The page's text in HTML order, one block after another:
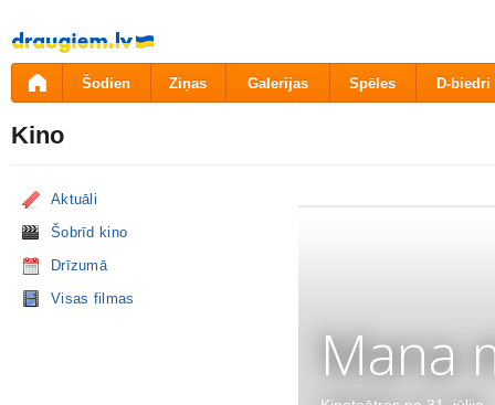
Pāriet
uz
saturu
Šodien Ziņas Galerijas Spēles D-biedri
Kino
Aktuāli
Šobrīd kino
Drīzumā
Visas filmas
Mana